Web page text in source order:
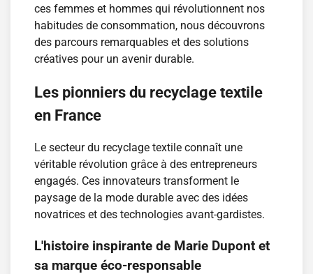
ces femmes et hommes qui révolutionnent nos
habitudes de consommation, nous découvrons
des parcours remarquables et des solutions
créatives pour un avenir durable.
Les pionniers du recyclage textile
en France
Le secteur du recyclage textile connaît une
véritable révolution grâce à des entrepreneurs
engagés. Ces innovateurs transforment le
paysage de la mode durable avec des idées
novatrices et des technologies avant-gardistes.
L'histoire inspirante de Marie Dupont et
sa marque éco-responsable